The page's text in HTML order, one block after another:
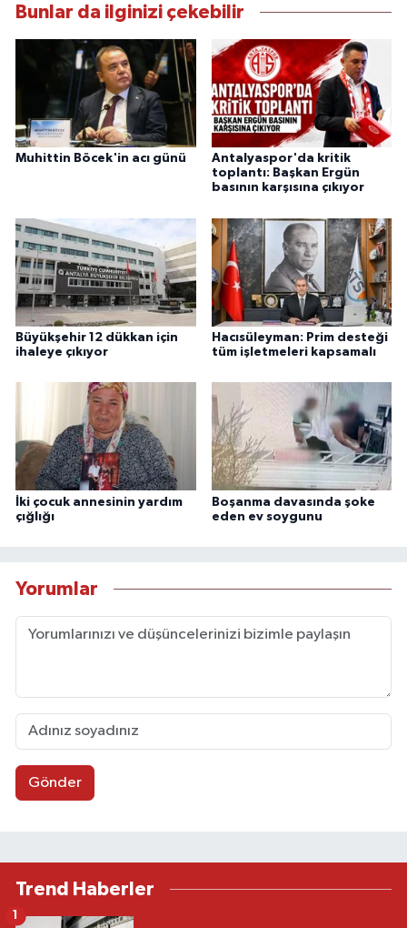
Bunlar da ilginizi çekebilir
Muhittin Böcek'in acı günü
Antalyaspor'da kritik
toplantı: Başkan Ergün
basının karşısına çıkıyor
Büyükşehir 12 dükkan için
ihaleye çıkıyor
Hacısüleyman: Prim desteği
tüm işletmeleri kapsamalı
İki çocuk annesinin yardım
çığlığı
Boşanma davasında şoke
eden ev soygunu
Yorumlar
Gönder
Trend Haberler